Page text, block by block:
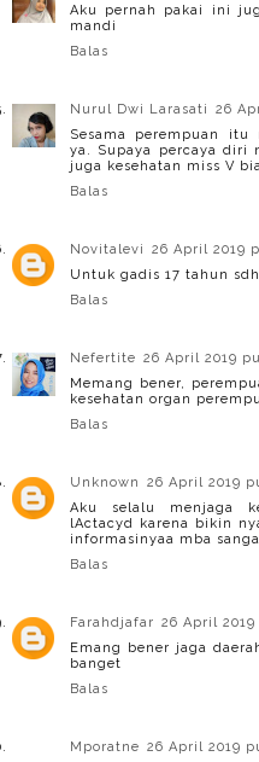
Aku pernah pakai ini
mandi
Balas
Nurul Dwi Larasati
26
Sesama perempuan itu
ya. Supaya percaya diri
juga kesehatan miss V
Balas
Novitalevi
26 April 2019
Untuk gadis 17 tahun
Balas
Nefertite 26 April 2019
Memang bener,
kesehatan organ
Balas
Unknown
26 April 2019
Aku selalu menjaga
lActacyd karena bikin
informasinyaa mba
Balas
Farahdjafar 26 April
Emang bener jaga
banget
Balas
Mporatne 26 April 2019